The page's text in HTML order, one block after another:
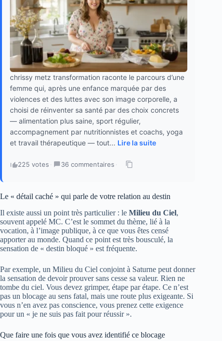
chrissy metz transformation raconte le parcours d’une
femme qui, après une enfance marquée par des
violences et des luttes avec son image corporelle, a
choisi de réinventer sa santé par des choix concrets
— alimentation plus saine, sport régulier,
accompagnement par nutritionnistes et coachs, yoga
et travail thérapeutique — tout... Lire la suite
225 votes · 36 commentaires ·
Le « détail caché » qui parle de votre relation au destin
Il existe aussi un point très particulier : le Milieu du Ciel,
souvent appelé MC. C’est le sommet du thème, lié à la
vocation, à l’image publique, à ce que vous êtes censé
apporter au monde. Quand ce point est très bousculé, la
sensation de « destin bloqué » est fréquente.
Par exemple, un Milieu du Ciel conjoint à Saturne peut donner
la sensation de devoir prouver sans cesse sa valeur. Rien ne
tombe du ciel. Vous devez grimper, étape par étape. Ce n’est
pas un blocage au sens fatal, mais une route plus exigeante. Si
vous n’en avez pas conscience, vous prenez cette exigence
pour un « je ne suis pas fait pour réussir ».
Que faire une fois que vous avez identifié ce blocage